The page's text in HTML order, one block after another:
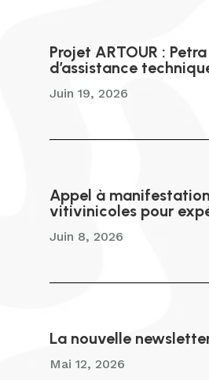
Projet ARTOUR :
d’assistance
Juin 19, 2026
Appel à
vitivinicoles pour
Juin 8, 2026
La nouvelle
Mai 12, 2026